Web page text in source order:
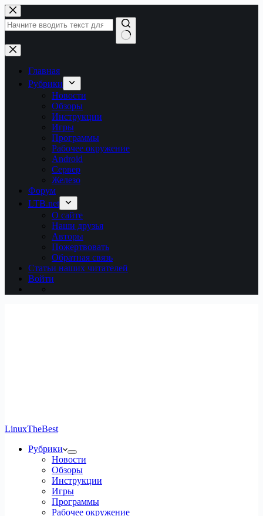
Перейти
к
сути
Ничего
не
найденоГлавная
Рубрики
Новости
Обзоры
Инструкции
Игры
Программы
Рабочее окружение
Android
Сервер
Железо
Форум
LTB.net
О сайте
Наши друзья
Авторы
Пожертвовать
Обратная связь
Статьи наших читателей
Войти
LinuxTheBest
Рубрики
Новости
Обзоры
Инструкции
Игры
Программы
Рабочее окружение